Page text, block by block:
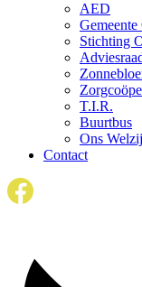
AED
Gemeente
Stichting
T.I.R.
Buurtbus
Ons
Contact